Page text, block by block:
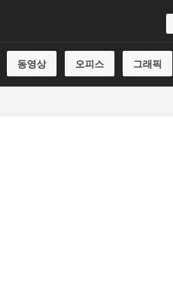
동영상 오피스 그래픽